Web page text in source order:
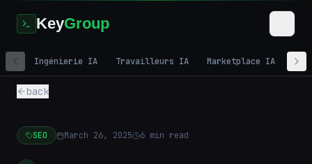
KeyGroup
Ingénierie IA Travailleurs IA Marketplace IA
back
SEO March 26, 2025 6 min read